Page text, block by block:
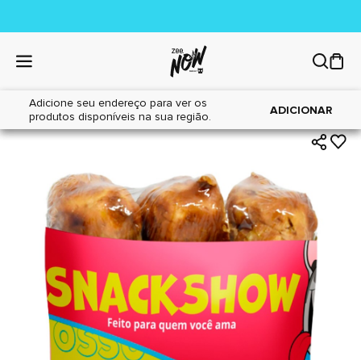
Adicione seu endereço para ver os
produtos disponíveis na sua região.
ADICIONAR
Home|Cães|Petiscos